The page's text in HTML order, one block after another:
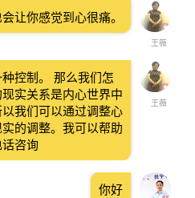
王薇
让你感觉到心很痛。
王薇
控制。 那么我们怎
实关系是内心世界中
我们可以通过调整心
的调整。我可以帮助
咨询
你好